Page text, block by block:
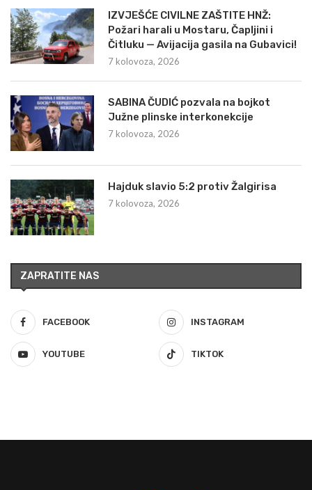
IZVJEŠĆE CIVILNE ZAŠTITE HNŽ:
Požari harali u Mostaru, Čapljini i
Čitluku — Avijacija gasila na Gubavici!
7 kolovoza, 2026
SABINA ČUDIĆ pozvala na bojkot
Južne plinske interkonekcije
7 kolovoza, 2026
Hajduk slavio 5:2 protiv Žalgirisa
7 kolovoza, 2026
ZAPRATITE NAS
FACEBOOK INSTAGRAM
YOUTUBE TIKTOK